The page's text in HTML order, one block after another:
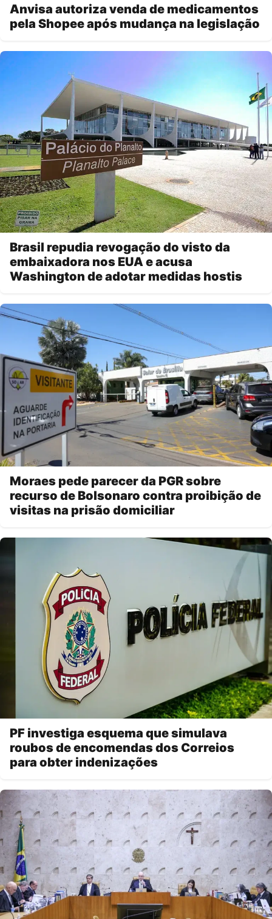
Anvisa autoriza venda de medicamentos
pela Shopee após mudança na legislação
Brasil repudia revogação do visto da
embaixadora nos EUA e acusa
Washington de adotar medidas hostis
Moraes pede parecer da PGR sobre
recurso de Bolsonaro contra proibição de
visitas na prisão domiciliar
PF investiga esquema que simulava
roubos de encomendas dos Correios
para obter indenizações